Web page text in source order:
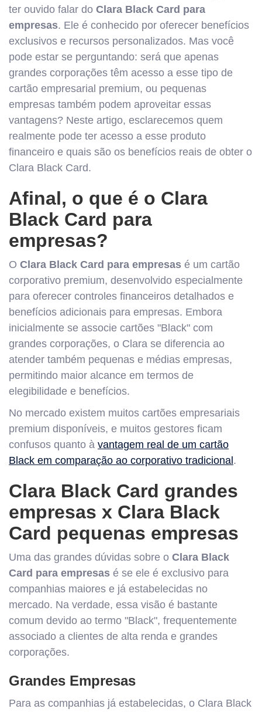
ter ouvido falar do Clara Black Card para
empresas. Ele é conhecido por oferecer benefícios
exclusivos e recursos personalizados. Mas você
pode estar se perguntando: será que apenas
grandes corporações têm acesso a esse tipo de
cartão empresarial premium, ou pequenas
empresas também podem aproveitar essas
vantagens? Neste artigo, esclarecemos quem
realmente pode ter acesso a esse produto
financeiro e quais são os benefícios reais de obter o
Clara Black Card.
Afinal, o que é o Clara
Black Card para
empresas?
O Clara Black Card para empresas é um cartão
corporativo premium, desenvolvido especialmente
para oferecer controles financeiros detalhados e
benefícios adicionais para empresas. Embora
inicialmente se associe cartões "Black" com
grandes corporações, o Clara se diferencia ao
atender também pequenas e médias empresas,
permitindo maior alcance em termos de
elegibilidade e benefícios.
No mercado existem muitos cartões empresariais
premium disponíveis, e muitos gestores ficam
confusos quanto à vantagem real de um cartão
Black em comparação ao corporativo tradicional.
Clara Black Card grandes
empresas x Clara Black
Card pequenas empresas
Uma das grandes dúvidas sobre o Clara Black
Card para empresas é se ele é exclusivo para
companhias maiores e já estabelecidas no
mercado. Na verdade, essa visão é bastante
comum devido ao termo "Black", frequentemente
associado a clientes de alta renda e grandes
corporações.
Grandes Empresas
Para as companhias já estabelecidas, o Clara Black